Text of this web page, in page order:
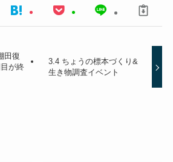
田復
が終
3.4 ちょうの標本づくり&
生き物調査イベント